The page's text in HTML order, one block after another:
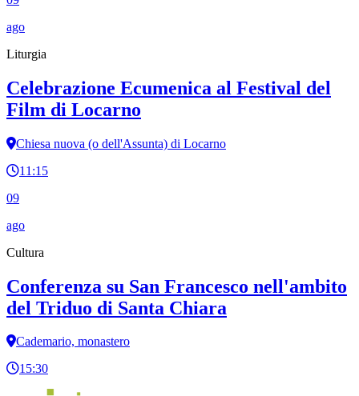
ago
Liturgia
Celebrazione Ecumenica al Festival del
Film di Locarno
Chiesa nuova (o dell'Assunta) di Locarno
11:15
09
ago
Cultura
Conferenza su San Francesco nell'ambito
del Triduo di Santa Chiara
Cademario, monastero
15:30